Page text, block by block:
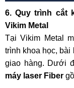
6. Quy trình cắt
Vikim Metal
Tại Vikim Metal
trình khoa học,
giao hàng. Dưới
máy laser Fiber